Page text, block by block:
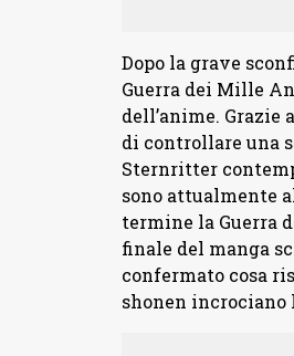
Dopo la grave
Guerra dei Mille
dell’anime. Grazie
di controllare una
Sternritter
sono attualmente
termine la Guerra
finale del manga
confermato cosa
shonen incrociano